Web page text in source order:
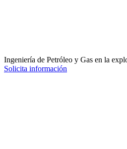
Ingeniería de Petróleo y Gas en la
Solicita información